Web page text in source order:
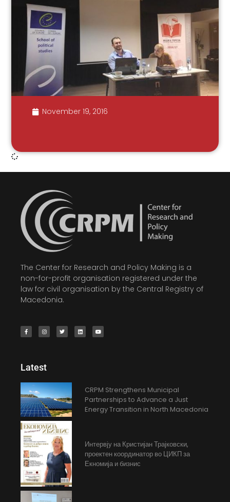
November 19, 2016
The Center for Research and Policy Making is a
non-for-profit organisation registered under the
law for civil organisation by the Central Registry of
Macedonia.
Latest
CRPM Strengthens Municipal
Partnerships to Advance a Just
Energy Transition in North Macedonia
Интервју на Кристијан Трајковски,
проектен координатор во ЦИКП за
Екномија и бизнис